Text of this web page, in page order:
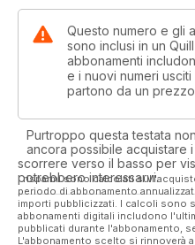
Questo numero e gli
sono inclusi in un
abbonamenti
e i nuovi numeri
partono da un
Purtroppo questa testata
ancora possibile acquistare
scorrere verso il basso per
potrebbero interessarvi.
I risparmi sono calcolati
periodo di abbonamento
importi pubblicizzati. I calcoli sono
abbonamenti digitali includono
pubblicati durante l'abbonamento,
L'abbonamento scelto si rinnoverà